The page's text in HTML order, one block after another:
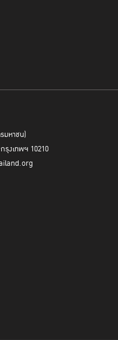
มหาชน)
งเทพฯ 10210